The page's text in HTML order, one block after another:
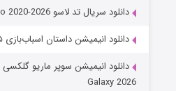
دانلود سریال تد لاسو Ted Lasso 2020-2026
دانلود انیمیشن داستان اسباب‌بازی ۵ Toy Story 5 (2026)
Galaxy 2026